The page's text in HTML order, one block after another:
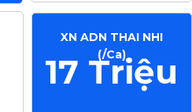
17 Triệu
XN ADN THAI NHI
(/Ca)